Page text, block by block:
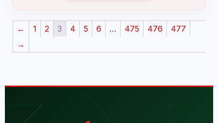
← 1 2 3 4 5 6 … 475 476
477
→